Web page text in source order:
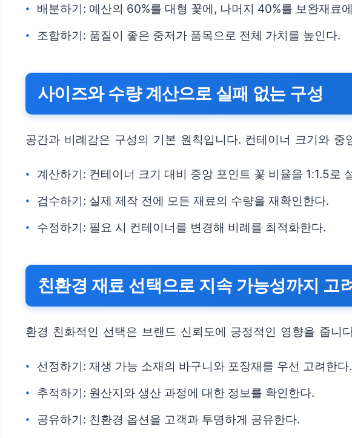
배분하기: 예산의 60%를 대형 꽃에, 나머지 40%를 보완재료
조합하기: 품질이 좋은 중저가 품목으로 전체 가치를 높인다.
사이즈와 수량 계산으로 실패 없는 구성
공간과 비례감은 구성의 기본 원칙입니다. 컨테이너 크기와
계산하기: 컨테이너 크기 대비 중앙 포인트 꽃 비율을 1:1.5로
검수하기: 실제 제작 전에 모든 재료의 수량을 재확인한다.
수정하기: 필요 시 컨테이너를 변경해 비례를 최적화한다.
친환경 재료 선택으로 지속 가능성까지 고
환경 친화적인 선택은 브랜드 신뢰도에 긍정적인 영향을 줍니
선정하기: 재생 가능 소재의 바구니와 포장재를 우선 고려한다.
추적하기: 원산지와 생산 과정에 대한 정보를 확인한다.
공유하기: 친환경 옵션을 고객과 투명하게 공유한다.